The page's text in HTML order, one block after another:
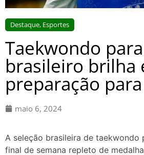
Destaque, Esportes
Taekwondo
brasileiro brilha
preparação
maio 6, 2024
A seleção brasileira de taekwondo
final de semana repleto de